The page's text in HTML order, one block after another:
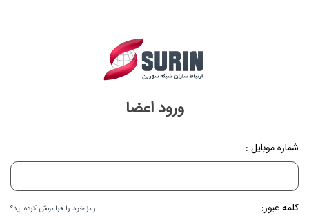
ورود اعضا
شماره موبایل :
کلمه عبور: رمز خود را فراموش کرده اید؟